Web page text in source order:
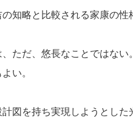
知略と比較される家康の性
ただ、悠長なことではな
い。
図を持ち実現しようとし